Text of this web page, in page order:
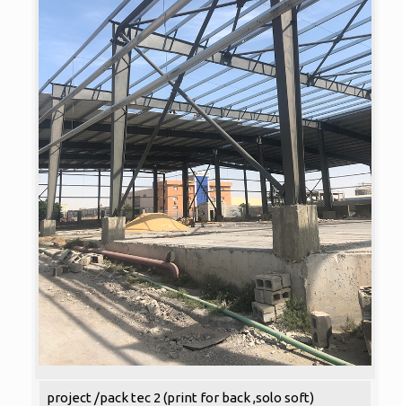
project /pack tec 2 (print for back ,solo soft)